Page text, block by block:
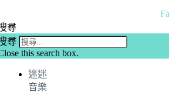
尋
尋
this search box.
迷迷
音樂